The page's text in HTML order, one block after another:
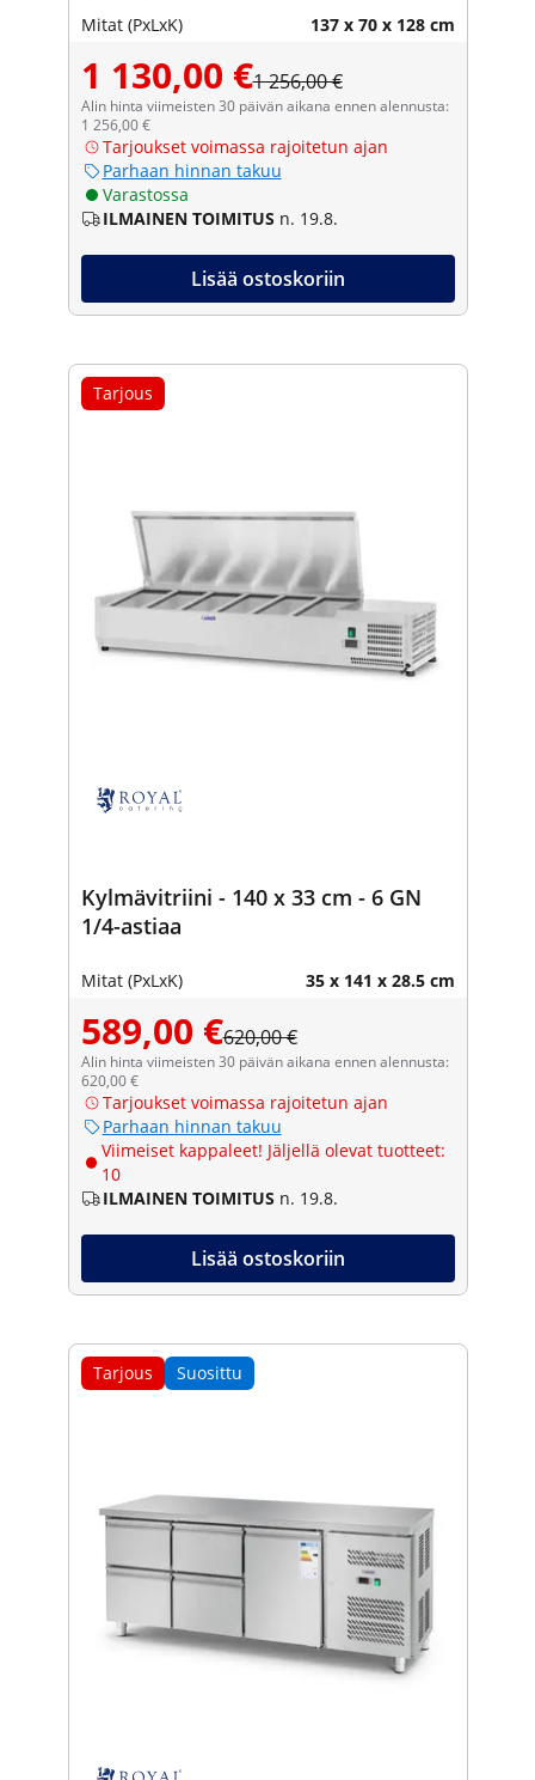
Mitat (PxLxK) 137 x 70 x 128 cm
1 130,00 €1 256,00 €
Alin hinta viimeisten 30 päivän aikana ennen alennusta:
1 256,00 €
Tarjoukset voimassa rajoitetun ajan
Parhaan hinnan takuu
Varastossa
ILMAINEN TOIMITUS n. 19.8.
Lisää ostoskoriin
Tarjous
Kylmävitriini - 140 x 33 cm - 6 GN
1/4-astiaa
Mitat (PxLxK) 35 x 141 x 28.5 cm
589,00 €620,00 €
Alin hinta viimeisten 30 päivän aikana ennen alennusta:
620,00 €
Tarjoukset voimassa rajoitetun ajan
Parhaan hinnan takuu
Viimeiset kappaleet! Jäljellä olevat tuotteet:
10
ILMAINEN TOIMITUS n. 19.8.
Lisää ostoskoriin
Tarjous Suosittu